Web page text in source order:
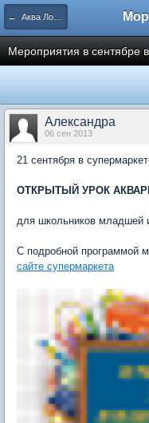
← Аква Лого. Аквариумные салоны и супермаркеты.
Мероприятия в сентябре
Александра
06 сен 2013
21 сентября в
ОТКРЫТЫЙ УРОК
для школьников младшей
С подробной программой
сайте супермаркета